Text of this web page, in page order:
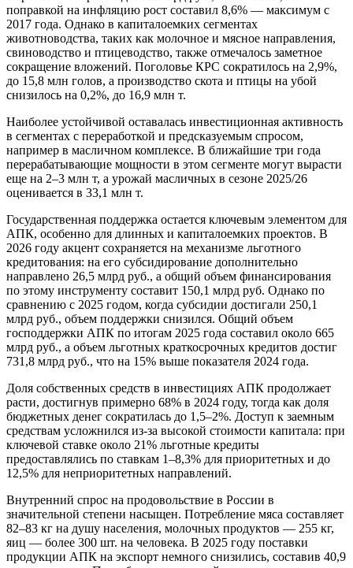
поправкой на инфляцию рост составил 8,6% — максимум с
2017 года. Однако в капиталоемких сегментах
животноводства, таких как молочное и мясное направления,
свиноводство и птицеводство, также отмечалось заметное
сокращение вложений. Поголовье КРС сократилось на 2,9%,
до 15,8 млн голов, а производство скота и птицы на убой
снизилось на 0,2%, до 16,9 млн т.
Наиболее устойчивой оставалась инвестиционная активность
в сегментах с переработкой и предсказуемым спросом,
например в масличном комплексе. В ближайшие три года
перерабатывающие мощности в этом сегменте могут вырасти
еще на 2–3 млн т, а урожай масличных в сезоне 2025/26
оценивается в 33,1 млн т.
Государственная поддержка остается ключевым элементом для
АПК, особенно для длинных и капиталоемких проектов. В
2026 году акцент сохраняется на механизме льготного
кредитования: на его субсидирование дополнительно
направлено 26,5 млрд руб., а общий объем финансирования
по этому инструменту составит 150,1 млрд руб. Однако по
сравнению с 2025 годом, когда субсидии достигали 250,1
млрд руб., объем поддержки снизился. Общий объем
господдержки АПК по итогам 2025 года составил около 665
млрд руб., а объем льготных краткосрочных кредитов достиг
731,8 млрд руб., что на 15% выше показателя 2024 года.
Доля собственных средств в инвестициях АПК продолжает
расти, достигнув примерно 68% в 2024 году, тогда как доля
бюджетных денег сократилась до 1,5–2%. Доступ к заемным
средствам усложнился из-за высокой стоимости капитала: при
ключевой ставке около 21% льготные кредиты
предоставлялись по ставкам 1–8,3% для приоритетных и до
12,5% для неприоритетных направлений.
Внутренний спрос на продовольствие в России в
значительной степени насыщен. Потребление мяса составляет
82–83 кг на душу населения, молочных продуктов — 255 кг,
яиц — более 300 шт. на человека. В 2025 году поставки
продукции АПК на экспорт немного снизились, составив 40,9